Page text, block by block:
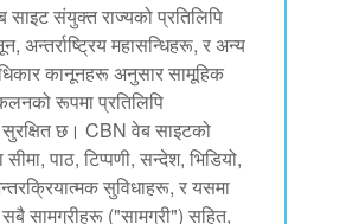
संयुक्त राज्यको प्रतिलिपि
अन्तर्राष्ट्रिय महासन्धिहरू, र अन्य
कानूनहरू अनुसार सामूहिक
रूपमा प्रतिलिपि
सुरक्षित छ। CBN वेब साइटको
सीमा, पाठ, टिप्पणी, सन्देश, भिडियो,
सुविधाहरू, र यसमा
सामग्रीहरू ("सामग्री") सहित,